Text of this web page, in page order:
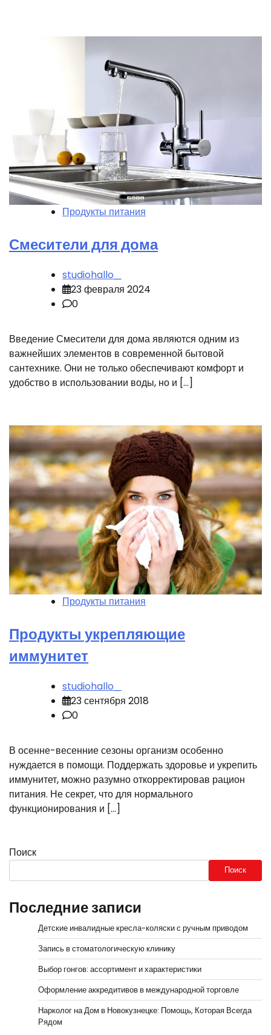
Продукты питания
Смесители для дома
studiohallo_
23 февраля 2024
0
Введение Смесители для дома являются одним из
важнейших элементов в современной бытовой
сантехнике. Они не только обеспечивают комфорт и
удобство в использовании воды, но и […]
Продукты питания
Продукты укрепляющие
иммунитет
studiohallo_
23 сентября 2018
0
В осенне-весенние сезоны организм особенно
нуждается в помощи. Поддержать здоровье и укрепить
иммунитет, можно разумно откорректировав рацион
питания. Не секрет, что для нормального
функционирования и […]
Поиск
Поиск
Последние записи
Детские инвалидные кресла-коляски с ручным приводом
Запись в стоматологическую клинику
Выбор гонгов: ассортимент и характеристики
Оформление аккредитивов в международной торговле
Нарколог на Дом в Новокузнецке: Помощь, Которая Всегда
Рядом